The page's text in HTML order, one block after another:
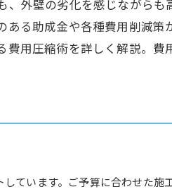
外壁の劣化を感じながらも
る助成金や各種費用削減策
用圧縮術を詳しく解説。費
ています。ご予算に合わせた施